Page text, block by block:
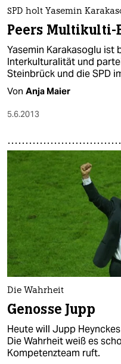
SPD holt Yasemin
Peers Multikulti-
Yasemin Karakasoglu ist
Interkulturalität und
Steinbrück und die SPD
Von Anja Maier
5.6.2013
Die Wahrheit
Genosse Jupp
Heute will Jupp
Die Wahrheit weiß es
Kompetenzteam ruft.